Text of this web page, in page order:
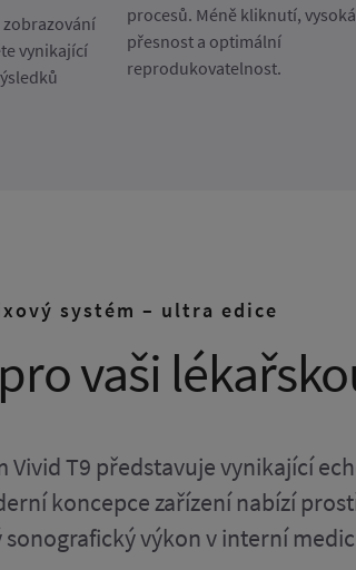
vynikající
procesů. Méně kliknutí, vysoká
přesnost a optimální
reprodukovatelnost.
systém – ultra edice
vaši
Vivid T9 představuje vynikající
koncepce zařízení nabízí
výkon v interní